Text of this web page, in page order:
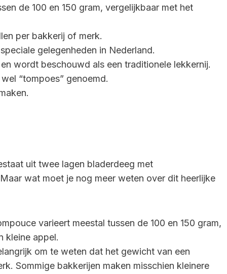
de 100 en 150 gram, vergelijkbaar met het
per bakkerij of merk.
gelegenheden in Nederland.
wordt beschouwd als een traditionele lekkernij.
“tompoes” genoemd.
uit twee lagen bladerdeeg met
wat moet je nog meer weten over dit heerlijke
varieert meestal tussen de 100 en 150 gram,
kleine appel.
om te weten dat het gewicht van een
Sommige bakkerijen maken misschien kleinere